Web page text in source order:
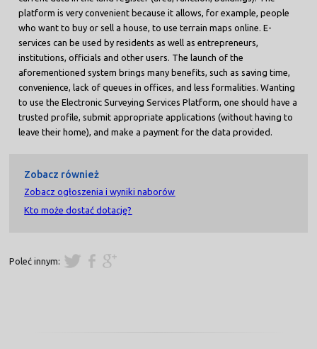
platform is very convenient because it allows, for example, people
who want to buy or sell a house, to use terrain maps online. E-
services can be used by residents as well as entrepreneurs,
institutions, officials and other users. The launch of the
aforementioned system brings many benefits, such as saving time,
convenience, lack of queues in offices, and less formalities. Wanting
to use the Electronic Surveying Services Platform, one should have a
trusted profile, submit appropriate applications (without having to
leave their home), and make a payment for the data provided.
Zobacz również
Zobacz ogłoszenia i wyniki naborów
Kto może dostać dotację?
Poleć innym: